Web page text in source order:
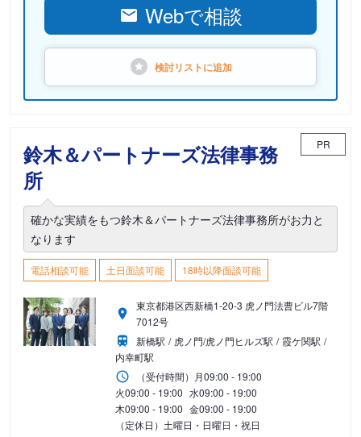
Webで相談
検討リストに追加
鈴木＆パートナーズ法律事務
所
PR
確かな実績をもつ鈴木＆パートナーズ法律事務所がお力と
なります
電話相談可能 土日面談可能 18時以降面談可能
東京都港区西新橋1-20-3 虎ノ門法曹ビル7階
7012号
新橋駅
虎ノ門/虎ノ門ヒルズ駅
霞ケ関駅
内幸町駅
（受付時間） 月09:00 - 19:00
火09:00 - 19:00 水09:00 - 19:00
木09:00 - 19:00 金09:00 - 19:00
（定休日）土曜日・日曜日・祝日